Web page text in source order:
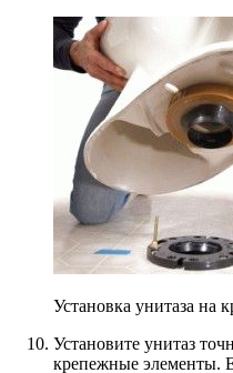
Установка унитаза на
Установите унитаз
крепежные элементы.